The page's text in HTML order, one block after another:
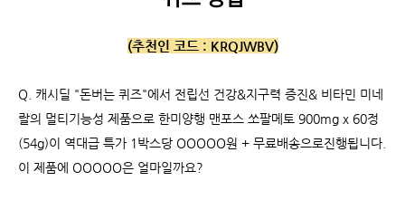
(추천인 코드 : KRQJWBV)
Q. 캐시딜 "돈버는 퀴즈"에서 전립선 건강&지구력 증진& 비타민 미네
랄의 멀티기능성 제품으로 한미양행 맨포스 쏘팔메토 900mg x 60정
(54g)이 역대급 특가 1박스당 OOOOO원 + 무료배송으로진행됩니다.
이 제품에 OOOOO은 얼마일까요?